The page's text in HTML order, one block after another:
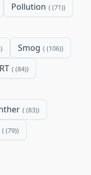
Pollution (71)
Smog (106)
(84)
(83)
(79)